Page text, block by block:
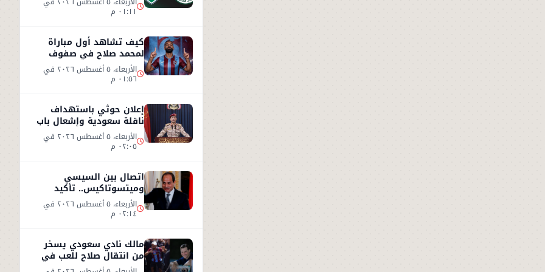
٠١:١١ م
كيف تشاهد أول مباراة
لمحمد صلاح في صفوف
طرابزون سبور التركي الأربعاء، ٥ أغسطس ٢٠٢٦ في
٠١:٥٦ م
إعلان حوثي باستهداف
ناقلة سعودية وإشعال باب
المندب الأربعاء، ٥ أغسطس ٢٠٢٦ في
٠٢:٠٥ م
اتصال بين السيسي
وميتسوتاكيس.. تأكيد
مصري على دعم اليونان بعد
حرائق الغابات الأربعاء، ٥ أغسطس ٢٠٢٦ في
٠٢:١٤ م
مالك نادي سعودي يسخر
من انتقال صلاح للعب في
تركيا ورفضه روشن